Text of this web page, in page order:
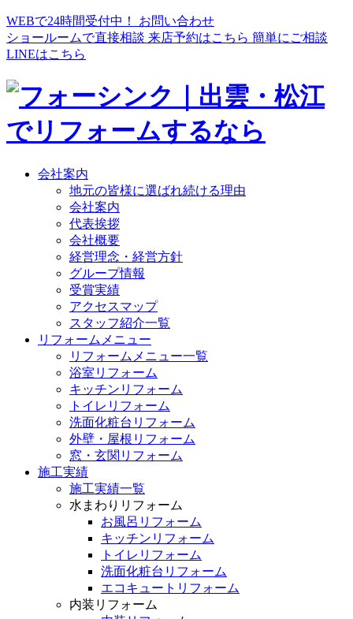
WEBで24時間受付中！
お問い合わせ
ショールームで直接相談 来店予約はこちら 簡単にご相談
LINEはこちら
会社案内
地元の皆様に選ばれ続ける理由
会社案内
代表挨拶
会社概要
経営理念・経営方針
グループ情報
受賞実績
アクセスマップ
スタッフ紹介一覧
リフォームメニュー
リフォームメニュー一覧
浴室リフォーム
キッチンリフォーム
トイレリフォーム
洗面化粧台リフォーム
外壁・屋根リフォーム
窓・玄関リフォーム
施工実績
施工実績一覧
水まわりリフォーム
お風呂リフォーム
キッチンリフォーム
トイレリフォーム
洗面化粧台リフォーム
エコキュートリフォーム
内装リフォーム